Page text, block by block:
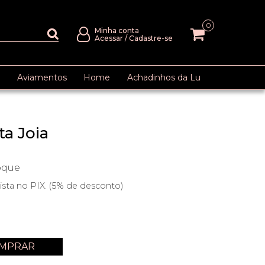
Minha conta
Acessar / Cadastre-se
0
Aviamentos Home Achadinhos da Lu
Joia
no PIX. (5% de desconto)